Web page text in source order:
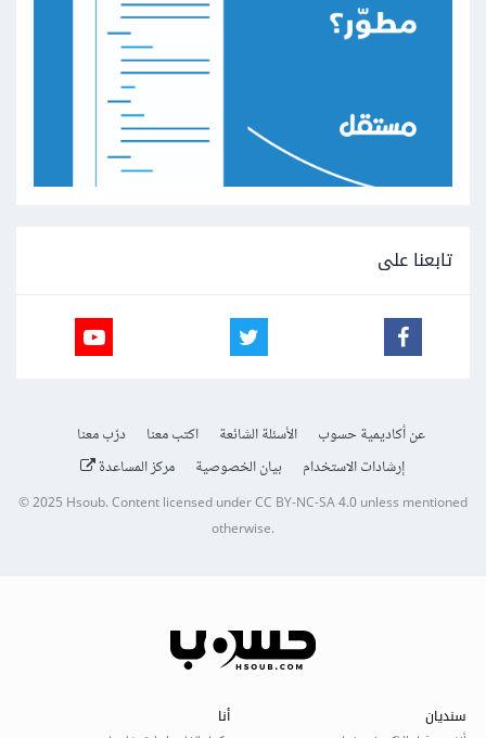
تابعنا على
عن أكاديمية حسوب الأسئلة الشائعة اكتب معنا
درّب معنا
إرشادات الاستخدام
بيان الخصوصية مركز المساعدة
© 2025Hsoub.Content licensed underCC BY-NC-SA 4.0unless mentioned
otherwise.